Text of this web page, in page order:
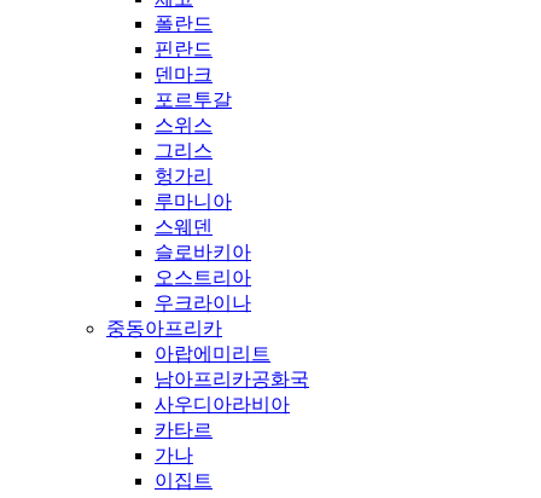
폴란드
핀란드
덴마크
포르투갈
스위스
그리스
헝가리
루마니아
스웨덴
슬로바키아
오스트리아
우크라이나
중동아프리카
아랍에미리트
남아프리카공화국
사우디아라비아
카타르
가나
이집트